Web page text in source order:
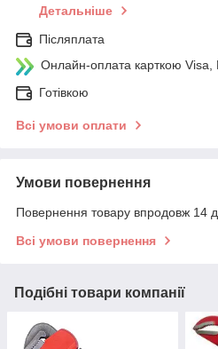
Детальніше
Післяплата
Онлайн-оплата карткою
Готівкою
Всі умови оплати
Умови повернення
Повернення товару впродовж 14
Всі умови повернення
Подібні товари компанії